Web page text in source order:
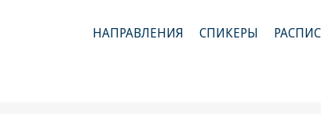
НАПРАВЛЕНИЯ СПИКЕРЫ